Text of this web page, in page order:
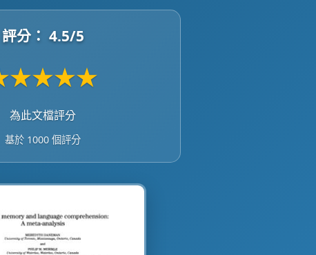
評分： 4.5/5
★★★★
為此文檔評分
基於 1000 個評分